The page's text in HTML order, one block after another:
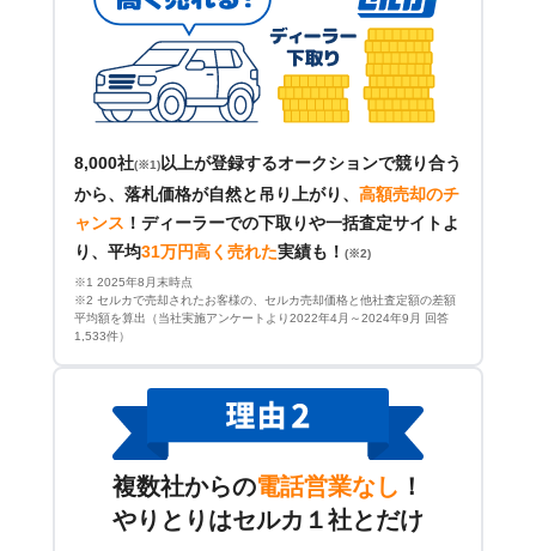
8,000社(※1) 以上が登録するオークションで競り合う
から、落札価格が自然と吊り上がり、 高額売却のチ
ャンス ！ ディーラーでの下取りや一括査定サイトよ
り、平均31万円高く売れた実績も！ (※2)
※1 2025年8月末時点
※2 セルカで売却されたお客様の、セルカ売却価格と他社査定額の差額
平均額を算出（当社実施アンケートより2022年4月～2024年9月 回答
1,533件）
複数社からの電話営業なし ！
やりとりはセルカ１社とだけ